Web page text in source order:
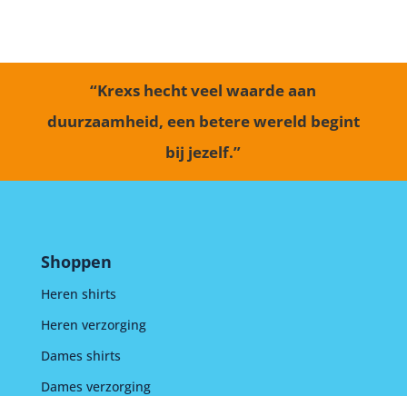
“Krexs hecht veel waarde aan
duurzaamheid, een betere wereld begint
bij jezelf.”
Shoppen
Heren shirts
Heren verzorging
Dames shirts
Dames verzorging